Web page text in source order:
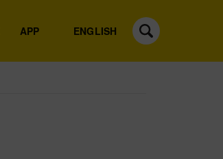
ENGLISH
APP